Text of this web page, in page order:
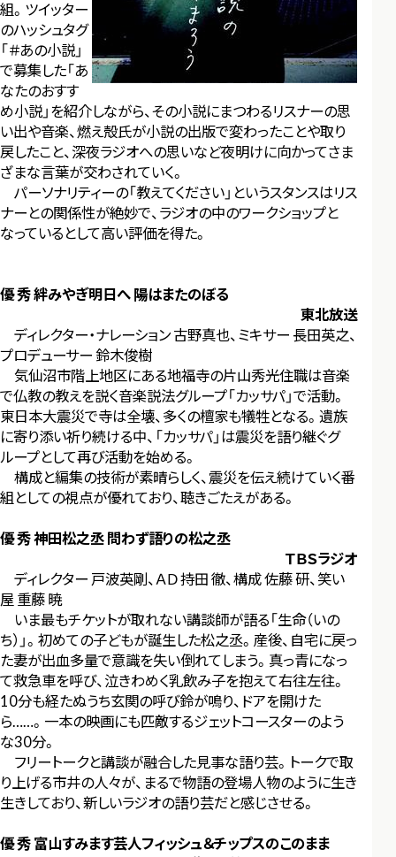
組。ツイッター
のハッシュタグ
「＃あの小説」
で募集した「あ
なたのおすす
め小説」を紹介しながら、その小説にまつわるリスナーの思
い出や音楽、燃え殻氏が小説の出版で変わったことや取り
戻したこと、深夜ラジオへの思いなど夜明けに向かってさま
ざまな言葉が交わされていく。
パーソナリティーの「教えてください」というスタンスはリス
ナーとの関係性が絶妙で、ラジオの中のワークショップと
なっているとして高い評価を得た。
優 秀 絆みやぎ明日へ 陽はまたのぼる
東北放送
ディレクター・ナレーション 古野真也、ミキサー 長田英之、
プロデューサー 鈴木俊樹
気仙沼市階上地区にある地福寺の片山秀光住職は音楽
で仏教の教えを説く音楽説法グループ「カッサパ」で活動。
東日本大震災で寺は全壊、多くの檀家も犠牲となる。遺族
に寄り添い祈り続ける中、「カッサパ」は震災を語り継ぐグ
ループとして再び活動を始める。
構成と編集の技術が素晴らしく、震災を伝え続けていく番
組としての視点が優れており、聴きごたえがある。
優 秀 神田松之丞 問わず語りの松之丞
ＴＢＳラジオ
ディレクター 戸波英剛、ＡＤ 持田 徹、構成 佐藤 研、笑い
屋 重藤 暁
いま最もチケットが取れない講談師が語る「生命（いの
ち）」。初めての子どもが誕生した松之丞。産後、自宅に戻っ
た妻が出血多量で意識を失い倒れてしまう。真っ青になっ
て救急車を呼び、泣きわめく乳飲み子を抱えて右往左往。
10分も経たぬうち玄関の呼び鈴が鳴り、ドアを開けた
ら……。一本の映画にも匹敵するジェットコースターのよう
な30分。
フリートークと講談が融合した見事な語り芸。トークで取
り上げる市井の人々が、まるで物語の登場人物のように生き
生きしており、新しいラジオの語り芸だと感じさせる。
優 秀 富山すみます芸人フィッシュ＆チップスのこのまま